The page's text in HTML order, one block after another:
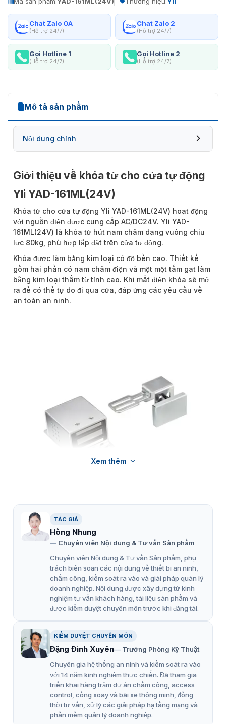
Chat Zalo OA
(Hỗ trợ 24/7)
Chat Zalo 2
(Hỗ trợ 24/7)
Gọi Hotline 1
(Hỗ trợ 24/7)
Gọi Hotline 2
(Hỗ trợ 24/7)
Mô tả sản phẩm
Nội dung chính
Giới thiệu về khóa từ cho cửa tự động
Yli YAD-161ML(24V)
Khóa từ cho cửa tự động Yli YAD-161ML(24V) hoạt động
với nguồn điện được cung cấp AC/DC24V. Yli YAD-
161ML(24V) là khóa từ hút nam châm dạng vuông chịu
lực 80kg, phù hợp lắp đặt trên cửa tự động.
Khóa được làm bằng kim loại có độ bền cao. Thiết kế
gồm hai phần có nam châm điện và một một tấm gạt làm
bằng kim loại thấm từ tính cao. Khi mất điện khóa sẽ mở
ra để có thể tự do đi qua cửa, đáp ứng các yêu cầu về
an toàn an ninh.
Khóa từ cho cửa tự động YAD-161ML(24V)
Tính năng thông minh khóa từ cửa tự
động YAD-161ML(24V)
Lực giữ 80kg.
Khóa từ dạng vuông.
Cài đặt rất dễ dàng và thuận tiện.
Thiết kế gồm nam châm điện và một một tấm gạt làm
bằng kim loại.
Địa chỉ cung cấp khóa từ cửa tự động
YAD-161ML(24V) chính hãng
Xem thêm
TÁC GIẢ
Hồng Nhung
Chuyên viên Nội dung & Tư vấn Sản phẩm
Chuyên viên Nội dung & Tư vấn Sản phẩm, phụ
trách biên soạn các nội dung về thiết bị an ninh,
chấm công, kiểm soát ra vào và giải pháp quản lý
doanh nghiệp. Nội dung được xây dựng từ kinh
nghiệm tư vấn khách hàng, tài liệu sản phẩm và
được kiểm duyệt chuyên môn trước khi đăng tải.
KIỂM DUYỆT CHUYÊN MÔN
Đặng Đình Xuyên
Trưởng Phòng Kỹ Thuật
Chuyên gia hệ thống an ninh và kiểm soát ra vào
với 14 năm kinh nghiệm thực chiến. Đã tham gia
triển khai hàng trăm dự án chấm công, access
control, cổng xoay và bãi xe thông minh, đồng
thời tư vấn, xử lý các giải pháp hạ tầng mạng và
phần mềm quản lý doanh nghiệp.